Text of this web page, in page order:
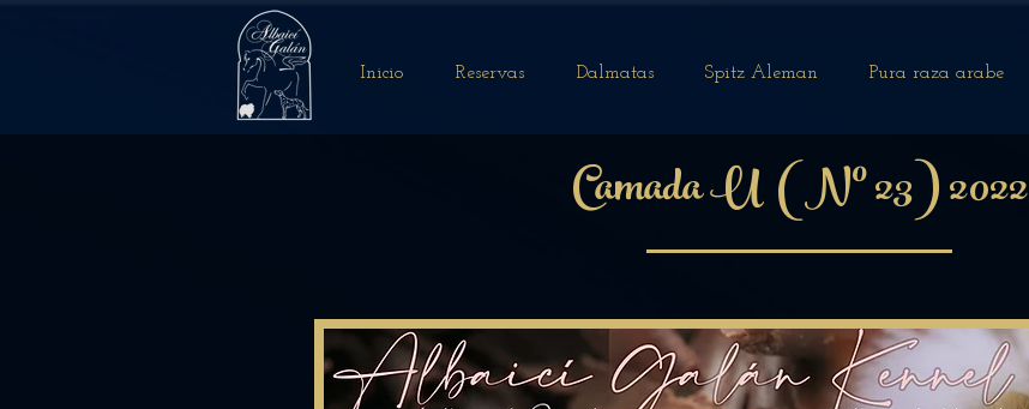
Inicio Reservas Dalmatas Spitz Aleman Pura raza arabe
Camada U (Nº 23) 2022